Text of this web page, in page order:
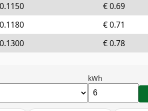
0.1150 €0.69
0.1180 €0.71
0.1300 €0.78
kWh